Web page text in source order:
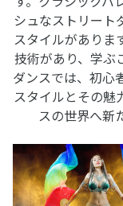
シュなストリート
スタイルがありま
技術があり、学ぶ
ダンスでは、初心
スタイルとその魅
スの世界へ新